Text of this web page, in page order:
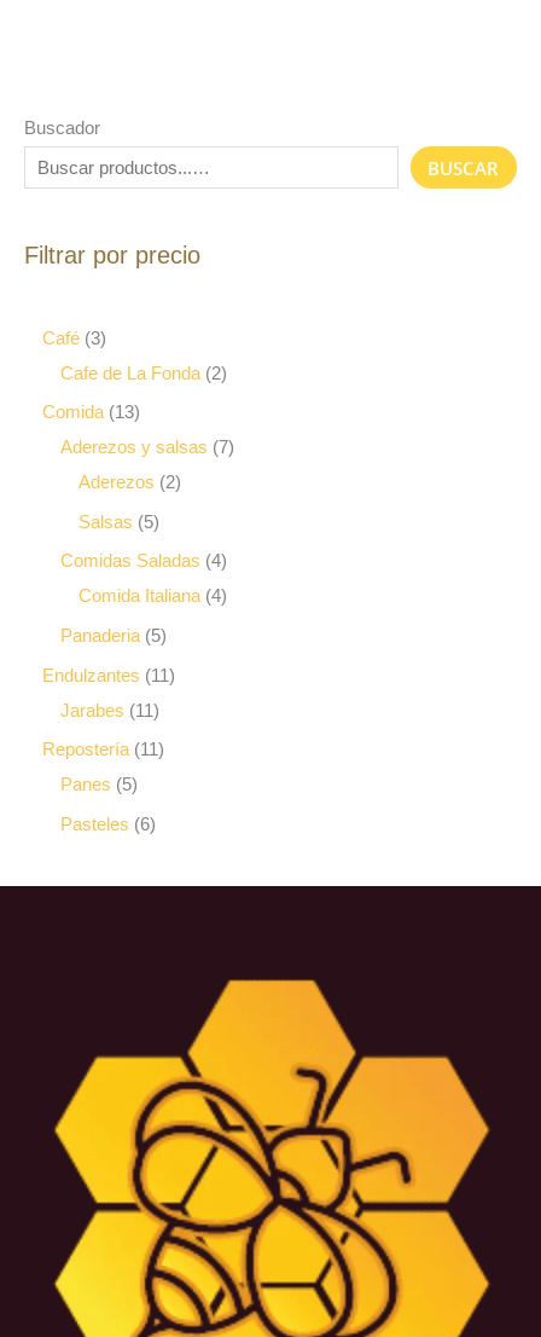
Buscador
BUSCAR
Filtrar por precio
Café 3
Cafe de La Fonda
2
Comida
13
Aderezos y salsas
7
Aderezos
2
Salsas 5
Comidas Saladas
4
Comida Italiana 4
Panaderia 5
Endulzantes
11
Jarabes
11
Repostería
11
Panes
5
Pasteles 6